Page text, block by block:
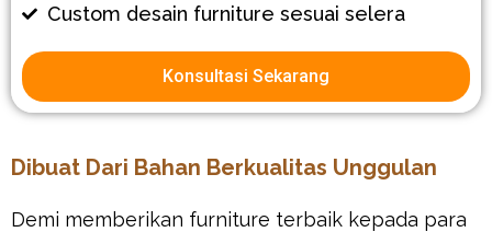
Custom desain furniture sesuai selera
Konsultasi Sekarang
Dibuat Dari Bahan Berkualitas Unggulan
Demi memberikan furniture terbaik kepada para